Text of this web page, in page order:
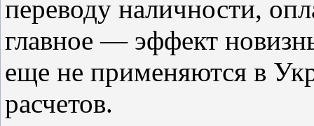
переводу наличности,
главное — эффект
еще не применяются в
расчетов.